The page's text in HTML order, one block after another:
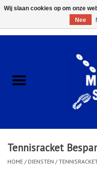
ACCESSOIRES/HARDWARE
KLEDING
Tennisracket
HOME / DIENSTEN /
Wij slaan cookies op om onze
Nee